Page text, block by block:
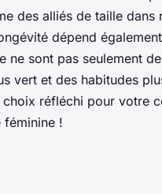
des alliés de taille dans
dépend
ne sont pas seulement
vert et des habitudes
réfléchi pour votre
féminine !